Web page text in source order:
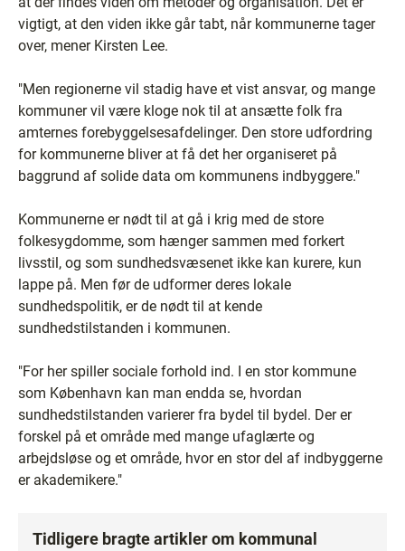
vigtigt, at den viden ikke går tabt, når kommunerne tager
over, mener Kirsten Lee.
"Men regionerne vil stadig have et vist ansvar, og mange
kommuner vil være kloge nok til at ansætte folk fra
amternes forebyggelsesafdelinger. Den store udfordring
for kommunerne bliver at få det her organiseret på
baggrund af solide data om kommunens indbyggere."
Kommunerne er nødt til at gå i krig med de store
folkesygdomme, som hænger sammen med forkert
livsstil, og som sundhedsvæsenet ikke kan kurere, kun
lappe på. Men før de udformer deres lokale
sundhedspolitik, er de nødt til at kende
sundhedstilstanden i kommunen.
"For her spiller sociale forhold ind. I en stor kommune
som København kan man endda se, hvordan
sundhedstilstanden varierer fra bydel til bydel. Der er
forskel på et område med mange ufaglærte og
arbejdsløse og et område, hvor en stor del af indbyggerne
er akademikere."
Tidligere bragte artikler om kommunal